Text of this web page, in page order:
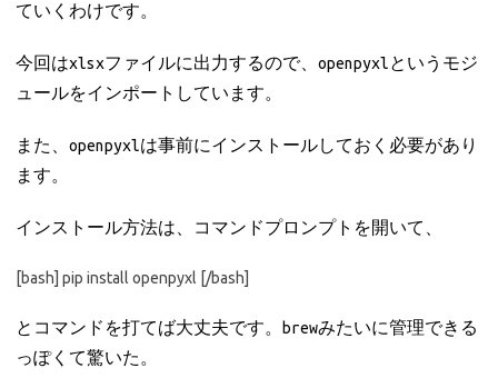
ていくわけです。
今回はxlsxファイルに出力するので、openpyxlというモジ
ュールをインポートしています。
また、openpyxlは事前にインストールしておく必要があり
ます。
インストール方法は、コマンドプロンプトを開いて、
[bash] pip install openpyxl [/bash]
とコマンドを打てば大丈夫です。brewみたいに管理できる
っぽくて驚いた。